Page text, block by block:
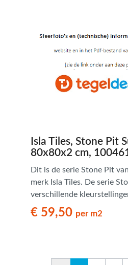
uitstraling, geschikt voor
interieur.
Isla Tiles, Stone Pit
80x80x2 cm,
- € 59,50 per m2
Dit is de serie Stone Pit
merk Isla Tiles. De serie
verschillende
natuursteenlook tegels
verouderde uitstraling en
€ 59,50 per m2